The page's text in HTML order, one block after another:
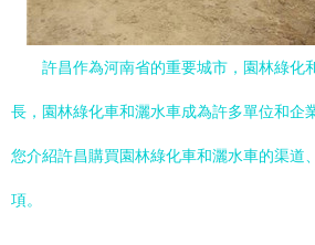
許昌作為河南省的重要城市，園林綠化
長，園林綠化車和灑水車成為許多單位和企
您介紹許昌購買園林綠化車和灑水車的渠道
項。